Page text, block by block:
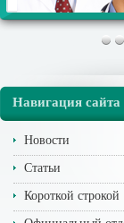
Навигация сайта
Новости
Статьи
Короткой строкой